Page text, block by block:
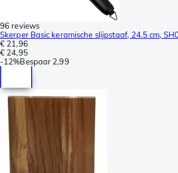
96 reviews
Skerper Basic keramische slijpstaaf, 24.5 cm,
€ 21,96
€ 24,95
-12%Bespaar 2,99